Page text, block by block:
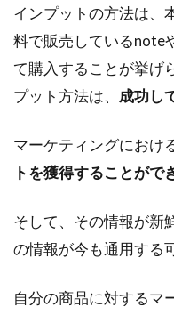
インプットの方法は、
料で販売しているnote
て購入することが挙げ
プット方法は、 成功し
マーケティングにおけ
トを獲得することがで
そして、その情報が新
の情報が今も通用する
自分の商品に対するマ